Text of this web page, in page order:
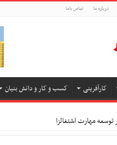
درباره ما تماس باما
کارآفرینی کسب و کار و دانش بنیان
مهارت‌ اشتغالزا